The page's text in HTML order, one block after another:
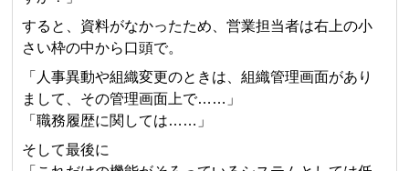
すると、資料がなかったため、営業担当者は右上の小
さい枠の中から口頭で。
「人事異動や組織変更のときは、組織管理画面があり
まして、その管理画面上で……」
「職務履歴に関しては……」
そして最後に